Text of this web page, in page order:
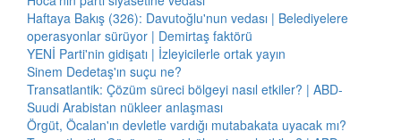
Haftaya Bakış (326): Davutoğlu'nun vedası | Belediyelere
operasyonlar sürüyor | Demirtaş faktörü
YENİ Parti'nin gidişatı | İzleyicilerle ortak yayın
Sinem Dedetaş'ın suçu ne?
Transatlantik: Çözüm süreci bölgeyi nasıl etkiler? | ABD-
Suudi Arabistan nükleer anlaşması
Örgüt, Öcalan'ın devletle vardığı mutabakata uyacak mı?